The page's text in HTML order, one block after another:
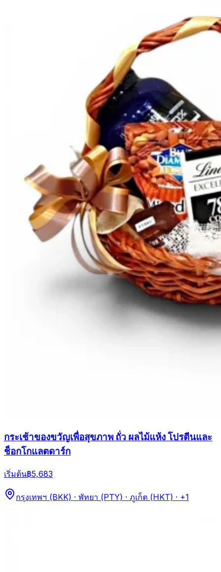
กระเช้าของขวัญเพื่อสุขภาพ ถั่ว ผลไม้แห้ง โปรตีนและ
ช็อกโกแลตดาร์ก
เริ่มต้น฿5,683
กรุงเทพฯ (BKK) · พัทยา (PTY) · ภูเก็ต (HKT) · +1